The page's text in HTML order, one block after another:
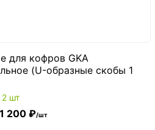
для кофров GKA
(U-образные скобы 1
2 шт
200 ₽/шт